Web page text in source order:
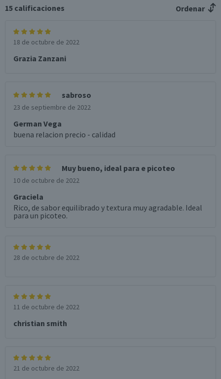
15 calificaciones Ordenar
18 de octubre de 2022
Grazia Zanzani
sabroso
23 de septiembre de 2022
German Vega
buena relacion precio - calidad
Muy bueno, ideal para e picoteo
10 de octubre de 2022
Graciela
Rico, de sabor equilibrado y textura muy agradable. Ideal
para un picoteo.
28 de octubre de 2022
11 de octubre de 2022
christian smith
21 de octubre de 2022